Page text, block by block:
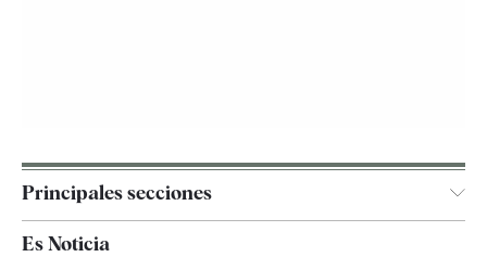
Principales secciones
España
Es Noticia